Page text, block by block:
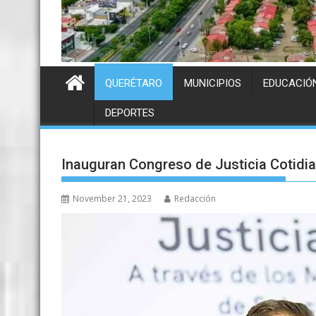
QUERÉTARO MUNICIPIOS
DEPORTES
Inauguran Congreso de Justicia
November 21, 2023 Redacción